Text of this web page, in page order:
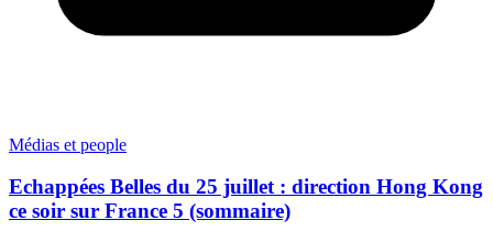
Médias et people
Echappées Belles du 25 juillet : direction Hong Kong
ce soir sur France 5 (sommaire)